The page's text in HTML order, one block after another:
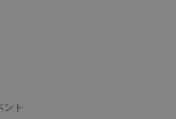
ント